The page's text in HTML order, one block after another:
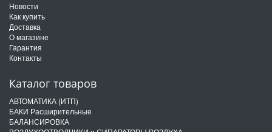
Новости
Как купить
Доставка
О магазине
Гарантия
Контакты
Каталог товаров
АВТОМАТИКА (ИТП)
БАКИ Расширительные
БАЛАНСИРОВКА